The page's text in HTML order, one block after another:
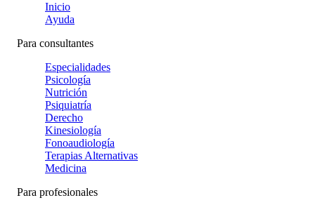
Inicio
Ayuda
Para consultantes
Especialidades
Psicología
Nutrición
Psiquiatría
Derecho
Kinesiología
Fonoaudiología
Terapias Alternativas
Medicina
Para profesionales